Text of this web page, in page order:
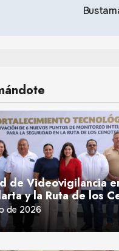
de Videovigilancia
y la Ruta de los
de 2026